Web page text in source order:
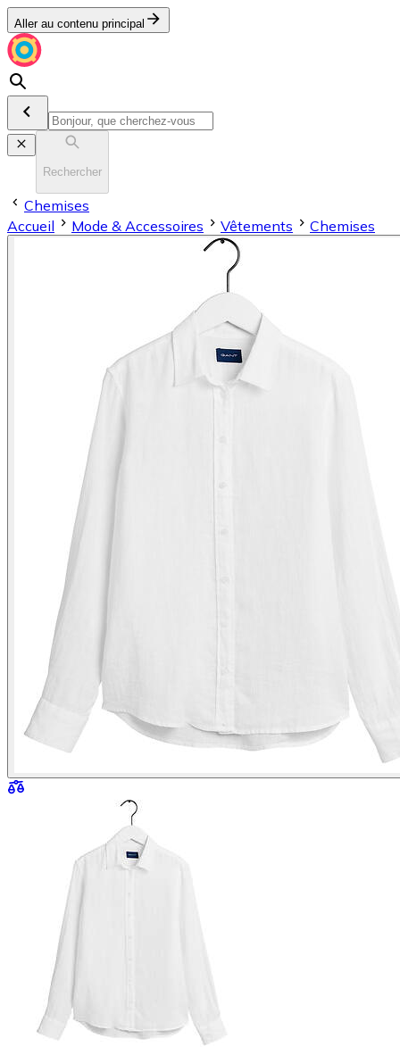
Aller au contenu principal
Rechercher
Chemises
Accueil
Mode & Accessoires Vêtements Chemises